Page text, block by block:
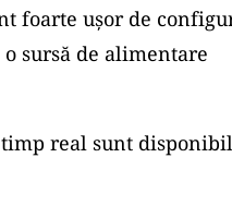
foarte ușor de
sursă de alimentare
real sunt